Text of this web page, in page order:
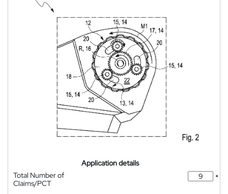
Application details
Total Number of
Claims/PCT
*